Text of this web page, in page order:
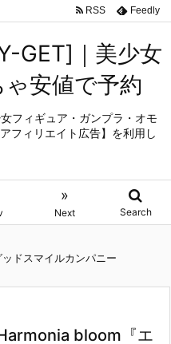
GET]｜美少女
安値で予約
フィギュア・ガンプラ・オモ
フィリエイト広告】を利用し
»
Next Search
RSS Feedly
ッドスマイルカンパニー
bloom『エ